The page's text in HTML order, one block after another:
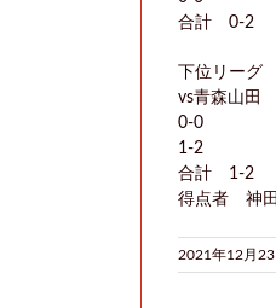
合計 0-2
下位リーグ
vs青森山田
0-0
1-2
合計 1-2
得点者 神田
2021年12月23